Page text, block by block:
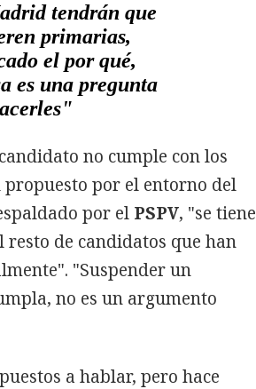
tendrán que
primarias,
el por qué,
es una pregunta
no cumple con los
por el entorno del
por el PSPV, "se tiene
de candidatos que han
"Suspender un
no es un argumento
a hablar, pero hace